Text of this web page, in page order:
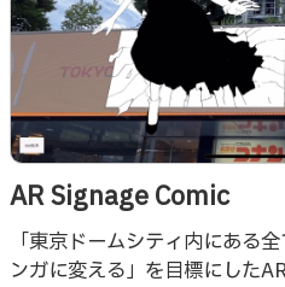
AR Signage Comic
「東京ドームシティ内にある
ンガに変える」を目標にした